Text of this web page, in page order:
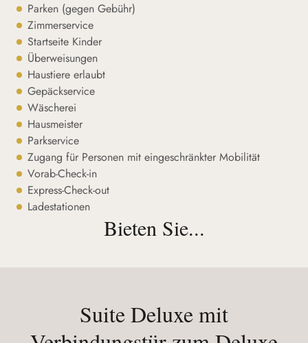
Parken (gegen Gebühr)
Zimmerservice
Startseite Kinder
Überweisungen
Haustiere erlaubt
Gepäckservice
Wäscherei
Hausmeister
Parkservice
Zugang für Personen mit eingeschränkter Mobilität
Vorab-Check-in
Express-Check-out
Ladestationen
Bieten Sie...
Suite Deluxe mit